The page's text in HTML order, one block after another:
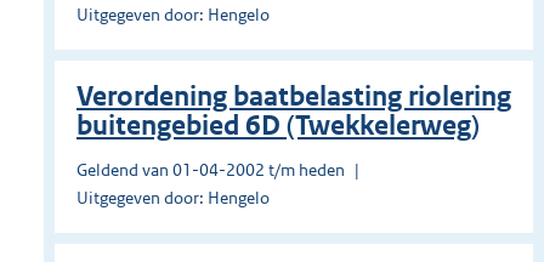
Uitgegeven door: Hengelo
Verordening baatbelasting riolering
buitengebied 6D (Twekkelerweg)
Geldend van 01-04-2002 t/m heden
Uitgegeven door: Hengelo